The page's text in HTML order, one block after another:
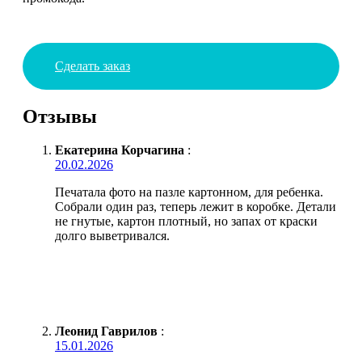
Сделать заказ
Отзывы
Екатерина Корчагина :
20.02.2026
Печатала фото на пазле картонном, для ребенка.
Собрали один раз, теперь лежит в коробке. Детали
не гнутые, картон плотный, но запах от краски
долго выветривался.
Леонид Гаврилов :
15.01.2026